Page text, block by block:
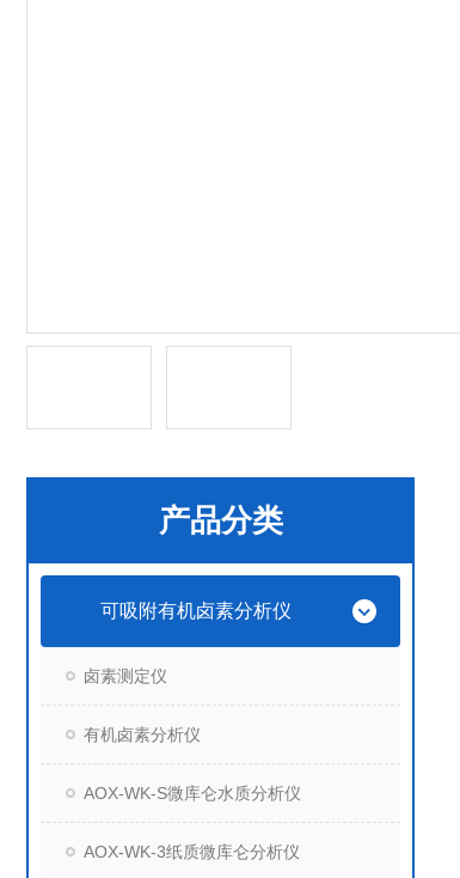
产品分类
可吸附有机卤素分析仪
卤素测定仪
有机卤素分析仪
AOX-WK-S微库仑水质分析仪
AOX-WK-3纸质微库仑分析仪